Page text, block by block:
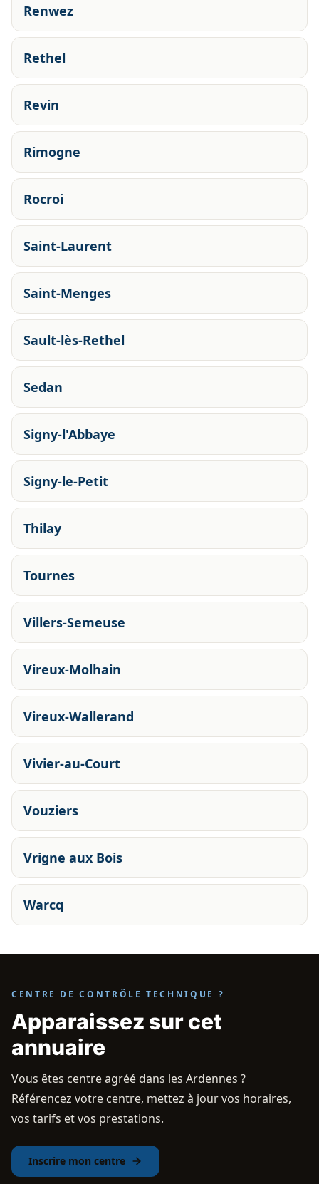
Renwez
Rethel
Revin
Rimogne
Rocroi
Saint-Laurent
Saint-Menges
Sault-lès-Rethel
Sedan
Signy-l'Abbaye
Signy-le-Petit
Thilay
Tournes
Villers-Semeuse
Vireux-Molhain
Vireux-Wallerand
Vivier-au-Court
Vouziers
Vrigne aux Bois
Warcq
CENTRE DE CONTRÔLE TECHNIQUE ?
Apparaissez sur cet
annuaire
Vous êtes centre agréé dans les Ardennes ?
Référencez votre centre, mettez à jour vos horaires,
vos tarifs et vos prestations.
Inscrire mon centre